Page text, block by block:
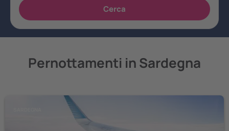
Pernottamenti in Sardegna